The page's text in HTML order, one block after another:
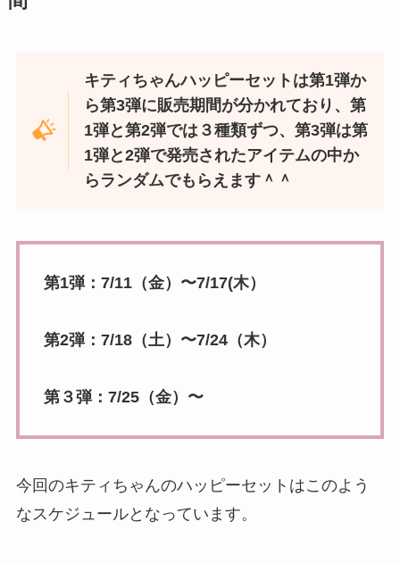
キティちゃんハッピーセットは第1弾か
ら第3弾に販売期間が分かれており、第
1弾と第2弾では３種類ずつ、第3弾は第
1弾と2弾で発売されたアイテムの中か
らランダムでもらえます＾＾
第1弾：7/11（金）〜7/17(木）
第2弾：7/18（土）〜7/24（木）
第３弾：7/25（金）〜
今回のキティちゃんのハッピーセットはこのよう
なスケジュールとなっています。